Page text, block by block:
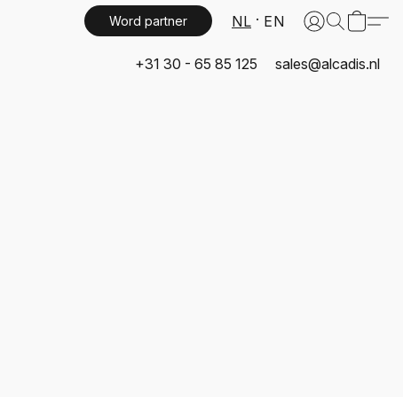
Word partner NL EN
+31 30 - 65 85 125 sales@alcadis.nl